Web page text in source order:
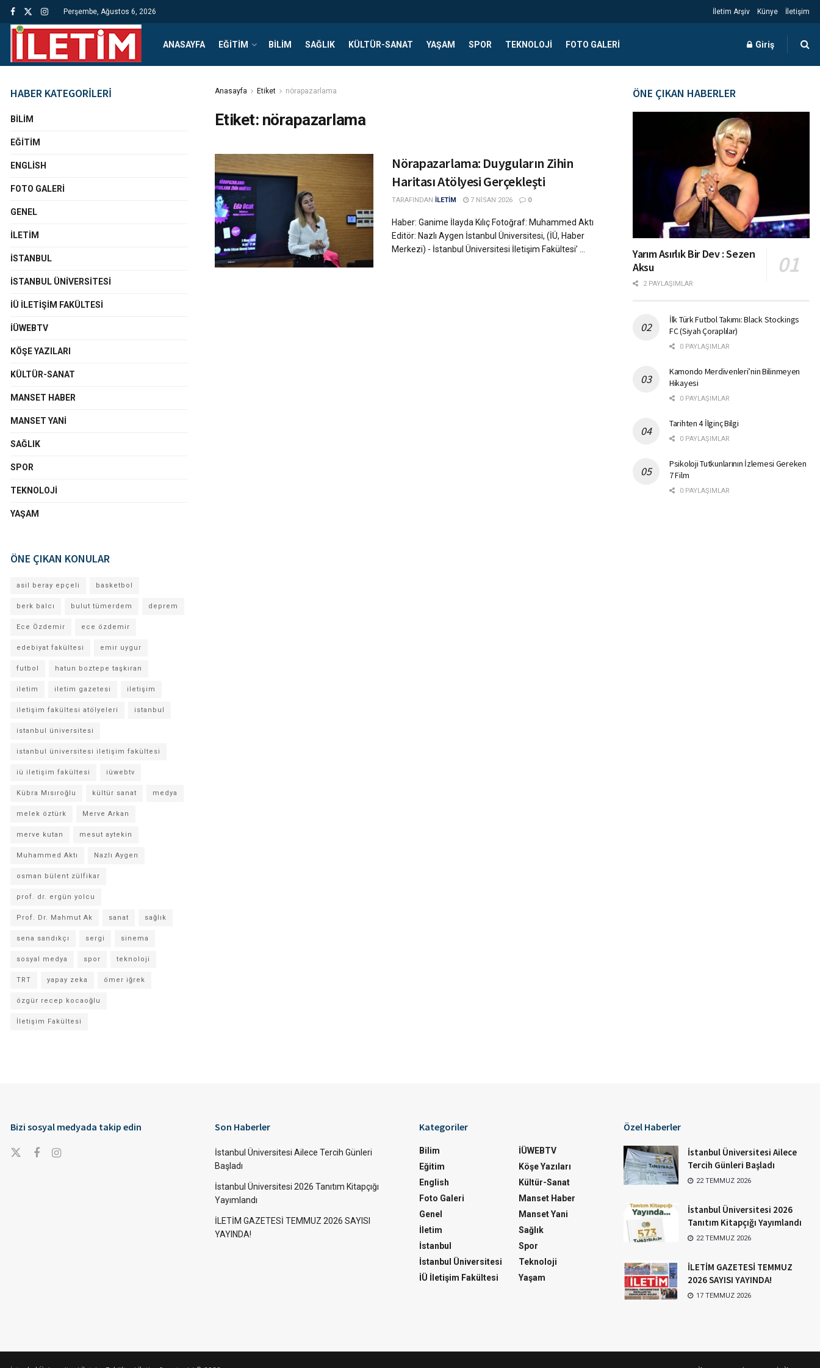
Perşembe, Ağustos 6, 2026 İletim Arşiv Künye İletişim
ANASAYFA EĞITIM BILIM SAĞLIK KÜLTÜR-SANAT YAŞAM SPOR TEKNOLOJI FOTO GALERI Giriş
Anasayfa Etiket nörapazarlama
Etiket: nörapazarlama
Nörapazarlama: Duyguların Zihin
Haritası Atölyesi Gerçekleşti
TARAFINDAN İLETİM 7 NISAN 2026 0
Haber: Ganime İlayda Kılıç Fotoğraf: Muhammed Aktı
Editör: Nazlı Aygen İstanbul Üniversitesi, (İÜ, Haber
Merkezi) - İstanbul Üniversitesi İletişim Fakültesi’ ...
HABER KATEGORİLERİ
BILIM
EĞITIM
ENGLISH
FOTO GALERI
GENEL
İLETIM
İSTANBUL
İSTANBUL ÜNIVERSITESI
İÜ İLETIŞIM FAKÜLTESI
İÜWEBTV
KÖŞE YAZILARI
KÜLTÜR-SANAT
MANSET HABER
MANSET YANI
SAĞLIK
SPOR
TEKNOLOJI
YAŞAM
ÖNE ÇIKAN KONULAR
asil beray epçeli basketbol
berk balcı bulut tümerdem deprem
Ece Özdemir ece özdemir
edebiyat fakültesi emir uygur
futbol hatun boztepe taşkıran
iletim iletim gazetesi iletişim
iletişim fakültesi atölyeleri istanbul
istanbul üniversitesi
istanbul üniversitesi iletişim fakültesi
iü iletişim fakültesi iüwebtv
Kübra Mısıroğlu kültür sanat medya
melek öztürk Merve Arkan
merve kutan mesut aytekin
Muhammed Aktı Nazlı Aygen
osman bülent zülfikar
prof. dr. ergün yolcu
Prof. Dr. Mahmut Ak sanat sağlık
sena sandıkçı sergi sinema
sosyal medya spor teknoloji
TRT yapay zeka ömer iğrek
özgür recep kocaoğlu
İletişim Fakültesi
ÖNE ÇIKAN HABERLER
Yarım Asırlık Bir Dev : Sezen
Aksu
2 PAYLAŞIMLAR
İlk Türk Futbol Takımı: Black Stockings
FC (Siyah Çoraplılar)
0 PAYLAŞIMLAR
Kamondo Merdivenleri’nin Bilinmeyen
Hikayesi
0 PAYLAŞIMLAR
Tarihten 4 İlginç Bilgi
0 PAYLAŞIMLAR
Psikoloji Tutkunlarının İzlemesi Gereken
7 Film
0 PAYLAŞIMLAR
Bizi sosyal medyada takip edin Son Haberler
İstanbul Üniversitesi Ailece Tercih Günleri
Başladı
İstanbul Üniversitesi 2026 Tanıtım Kitapçığı
Yayımlandı
İLETİM GAZETESİ TEMMUZ 2026 SAYISI
YAYINDA!
Kategoriler
Bilim
Eğitim
English
Foto Galeri
Genel
İletim
İstanbul
İstanbul Üniversitesi
İÜ İletişim Fakültesi
İÜWEBTV
Köşe Yazıları
Kültür-Sanat
Manset Haber
Manset Yani
Sağlık
Spor
Teknoloji
Yaşam
Özel Haberler
İstanbul Üniversitesi Ailece
Tercih Günleri Başladı
22 TEMMUZ 2026
İstanbul Üniversitesi 2026
Tanıtım Kitapçığı Yayımlandı
22 TEMMUZ 2026
İLETİM GAZETESİ TEMMUZ
2026 SAYISI YAYINDA!
17 TEMMUZ 2026